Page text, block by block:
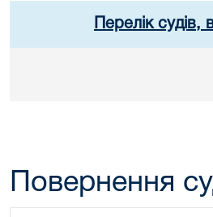
Перелік судів,
Повернення